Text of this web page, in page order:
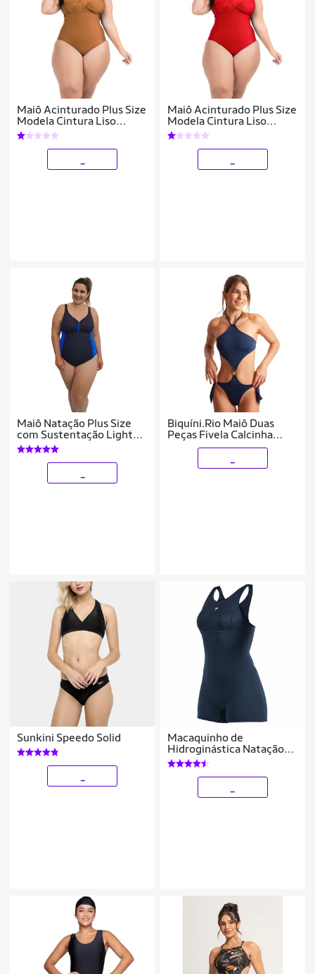
Maiô Acinturado Plus Size
Modela Cintura Liso
Casual
Maiô Acinturado Plus Size
Modela Cintura Liso
Casual
Maiô Natação Plus Size
com Sustentação Light
UV 50+ Preto com
Detalhe em Azul Bic
Biquíni.Rio Maiô Duas
Peças Fivela Calcinha
Laço Marinho
Sunkini Speedo Solid
Macaquinho de
Hidroginástica Natação
Poker Anatômico Shape
Proteção Solar FPU 50+